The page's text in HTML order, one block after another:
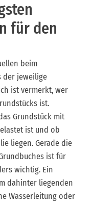
für den
beim
der jeweilige
ist vermerkt, wer
ist.
Grundstück mit
ist und ob
liegen. Gerade die
ist für
wichtig. Ein
dahinter liegenden
Wasserleitung oder